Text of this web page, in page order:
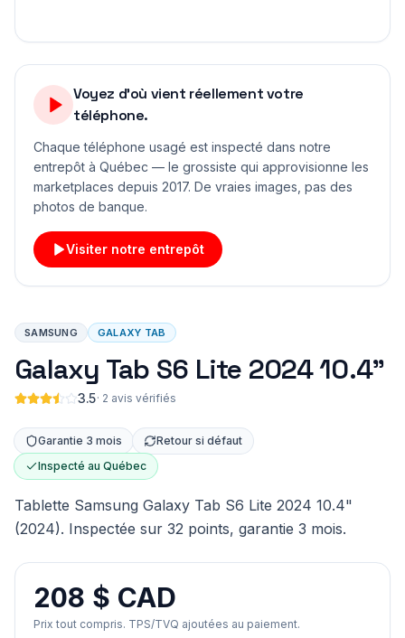
Voyez d'où vient réellement votre
téléphone.
Chaque téléphone usagé est inspecté dans notre
entrepôt à Québec — le grossiste qui approvisionne les
marketplaces depuis 2017. De vraies images, pas des
photos de banque.
Visiter notre entrepôt
SAMSUNG GALAXY TAB
Galaxy Tab S6 Lite 2024 10.4"
3.5· 2 avis vérifiés
Garantie 3 mois
Retour si défaut
Inspecté au Québec
Tablette Samsung Galaxy Tab S6 Lite 2024 10.4"
(2024). Inspectée sur 32 points, garantie 3 mois.
208 $ CAD
Prix tout compris. TPS/TVQ ajoutées au paiement.